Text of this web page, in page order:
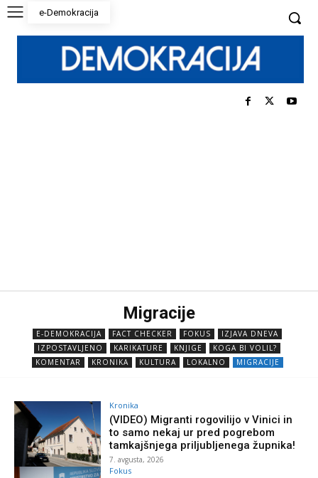
e-Demokracija
Migracije
E-DEMOKRACIJA FACT CHECKER FOKUS
IZJAVA DNEVA
IZPOSTAVLJENO
KARIKATURE KNJIGE
KOGA BI VOLIL?
KOMENTAR
KRONIKA KULTURA LOKALNO MIGRACIJE
Kronika
(VIDEO) Migranti rogovilijo v Vinici in
to samo nekaj ur pred pogrebom
tamkajšnjega priljubljenega župnika!
7. avgusta, 2026
Fokus